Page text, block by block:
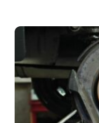
redaktionen så...